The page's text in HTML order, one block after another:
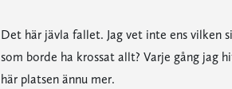
Det här jävla fallet. Jag vet inte ens vilken
som borde ha krossat allt? Varje gång jag
här platsen ännu mer.